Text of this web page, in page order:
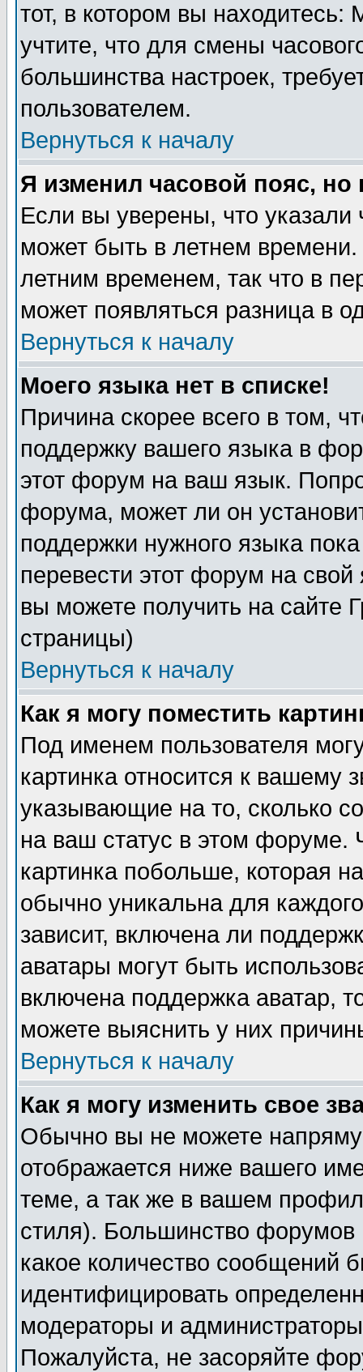
тот, в котором вы
учтите, что для смены
большинства настроек,
пользователем.
Вернуться к началу
Я изменил часовой пояс,
Если вы уверены, что указали
может быть в летнем
летним временем, так что в
может появляться разница в
Вернуться к началу
Моего языка нет в списке!
Причина скорее всего в том,
поддержку вашего языка в
этот форум на ваш язык.
форума, может ли он
поддержки нужного языка
перевести этот форум на
вы можете получить на сайте
страницы)
Вернуться к началу
Как я могу поместить
Под именем пользователя
картинка относится к вашему
указывающие на то, сколько
на ваш статус в этом форуме.
картинка побольше, которая
обычно уникальна для
зависит, включена ли
аватары могут быть
включена поддержка аватар,
можете выяснить у них
Вернуться к началу
Как я могу изменить свое
Обычно вы не можете
отображается ниже вашего
теме, а так же в вашем
стиля). Большинство форумов
какое количество сообщений
идентифицировать
модераторы и
Пожалуйста, не засоряйте